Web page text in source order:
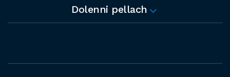
Dolenni pellach